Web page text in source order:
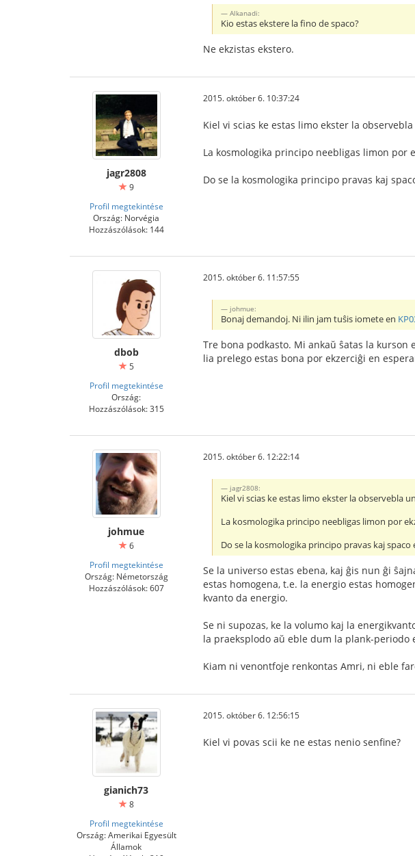
Alkanadi:
Kio estas ekstere la fino de spaco?
Ne ekzistas ekstero.
jagr2808
9
Profil megtekintése
Ország: Norvégia
Hozzászólások: 144
2015. október 6. 10:37:24
Kiel vi scias ke estas limo ekster la
La kosmologika principo neebligas limon por
Do se la kosmologika principo pravas kaj
dbob
5
Profil megtekintése
Ország:
Hozzászólások: 315
2015. október 6. 11:57:55
johmue:
Bonaj demandoj. Ni ilin jam tuŝis iomete en
Tre bona podkasto. Mi ankaŭ ŝatas la kurson
lia prelego estas bona por ekzerciĝi en
johmue
6
Profil megtekintése
Ország: Németország
Hozzászólások: 607
2015. október 6. 12:22:14
jagr2808:
Kiel vi scias ke estas limo ekster la observebla
La kosmologika principo neebligas limon por
Do se la kosmologika principo pravas kaj
Se la universo estas ebena, kaj ĝis nun ĝi
estas homogena, t.e. la energio estas
kvanto da energio.
Se ni supozas, ke la volumo kaj la
la praeksplodo aŭ eble dum la plank-periodo
Kiam ni venontfoje renkontas Amri, ni eble
gianich73
8
Profil megtekintése
Ország: Amerikai Egyesült
Államok
2015. október 6. 12:56:15
Kiel vi povas scii ke ne estas nenio senfine?